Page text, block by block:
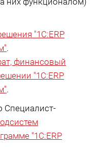
"1С:ERP
.
финансовый
"1С:ERP
.
Специалист-
"1С:ERP